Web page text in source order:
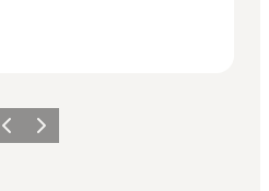
ZurückWeiter